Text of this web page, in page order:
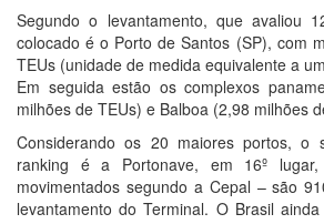
Segundo o levantamento, que avaliou
colocado é o Porto de Santos (SP), com
TEUs (unidade de medida equivalente a
Em seguida estão os complexos
milhões de TEUs) e Balboa (2,98 milhões
Considerando os 20 maiores portos, o
ranking é a Portonave, em 16º
movimentados segundo a Cepal – são
levantamento do Terminal. O Brasil